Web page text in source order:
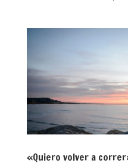
«Quiero volver a